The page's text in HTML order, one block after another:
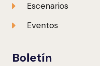
Escenarios
Eventos
Boletín